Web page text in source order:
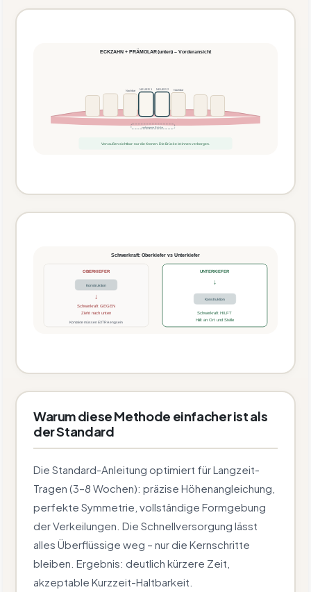
ECKZAHN + PRÄMOLAR (unten) – Vorderansicht
Nachbar Nachbar
NEUER 1 NEUER 2
verborgene Brücke
Von außen sichtbar: nur die Kronen. Die Brücke ist innen verborgen.
Schwerkraft: Oberkiefer vs Unterkiefer
OBERKIEFER
Konstruktion
↓
Schwerkraft GEGEN
Zieht nach unten
Kontakte müssen EXTRA eng sein
UNTERKIEFER
Konstruktion
↓
Schwerkraft HILFT
Hält an Ort und Stelle
Warum diese Methode einfacher ist als
der Standard
Die Standard-Anleitung optimiert für Langzeit-
Tragen (3–8 Wochen): präzise Höhenangleichung,
perfekte Symmetrie, vollständige Formgebung
der Verkeilungen. Die Schnellversorgung lässt
alles Überflüssige weg – nur die Kernschritte
bleiben. Ergebnis: deutlich kürzere Zeit,
akzeptable Kurzzeit-Haltbarkeit.